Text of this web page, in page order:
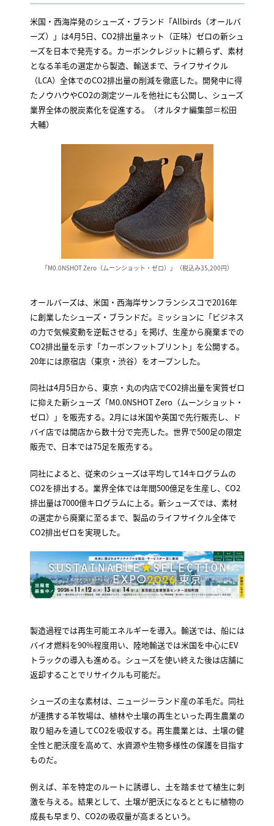
米国・西海岸発のシューズ・ブランド「Allbirds（オールバ
ーズ）」は4月5日、CO2排出量ネット（正味）ゼロの新シュ
ーズを日本で発売する。カーボンクレジットに頼らず、素材
となる羊毛の選定から製造、輸送まで、ライフサイクル
（LCA）全体でのCO2排出量の削減を徹底した。開発中に得
たノウハウやCO2の測定ツールを他社にも公開し、シューズ
業界全体の脱炭素化を促進する。（オルタナ編集部＝松田
大輔）
「M0.0NSHOT Zero（ムーンショット・ゼロ）」（税込み35,200円）
オールバーズは、米国・西海岸サンフランシスコで2016年
に創業したシューズ・ブランドだ。ミッションに「ビジネス
の力で気候変動を逆転させる」を掲げ、生産から廃棄までの
CO2排出量を示す「カーボンフットプリント」を公開する。
20年には原宿店（東京・渋谷）をオープンした。
同社は4月5日から、東京・丸の内店でCO2排出量を実質ゼロ
に抑えた新シューズ「M0.0NSHOT Zero（ムーンショット・
ゼロ）」を販売する。2月には米国や英国で先行販売し、ド
バイ店では開店から数十分で完売した。世界で500足の限定
販売で、日本では75足を販売する。
同社によると、従来のシューズは平均して14キログラムの
CO2を排出する。業界全体では年間500億足を生産し、CO2
排出量は7000億キログラムに上る。新シューズでは、素材
の選定から廃棄に至るまで、製品のライフサイクル全体で
CO2排出ゼロを実現した。
製造過程では再生可能エネルギーを導入。輸送では、船には
バイオ燃料を90%程度用い、陸地輸送では米国を中心にEV
トラックの導入も進める。シューズを使い終えた後は店舗に
返却することでリサイクルも可能だ。
シューズの主な素材は、ニュージーランド産の羊毛だ。同社
が連携する羊牧場は、植林や土壌の再生といった再生農業の
取り組みを通してCO2を吸収する。再生農業とは、土壌の健
全性と肥沃度を高めて、水資源や生物多様性の保護を目指す
ものだ。
例えば、羊を特定のルートに誘導し、土を踏ませて植生に刺
激を与える。結果として、土壌が肥沃になるとともに植物の
成長も早まり、CO2の吸収量が高まるという。